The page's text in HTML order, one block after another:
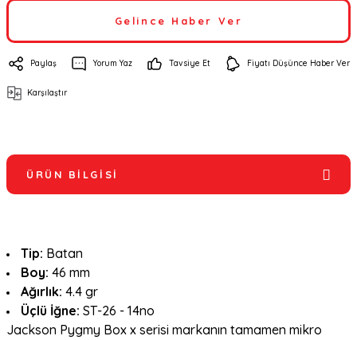
Gelince Haber Ver
Paylaş Yorum Yaz Tavsiye Et Fiyatı Düşünce Haber Ver
Karşılaştır
ÜRÜN BILGISI
Tip: Batan
Boy: 46 mm
Ağırlık: 4.4 gr
Üçlü İğne: ST-26 - 14no
Jackson Pygmy Box x serisi markanın tamamen mikro